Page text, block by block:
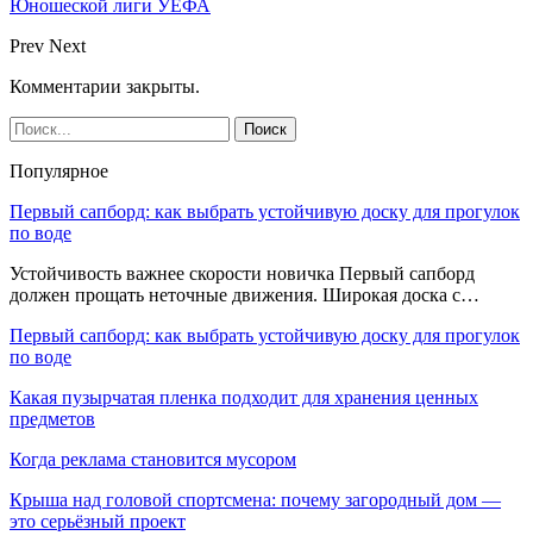
Юношеской лиги УЕФА
Prev Next
Комментарии закрыты.
Популярное
Первый сапборд: как выбрать устойчивую доску для прогулок
по воде
Устойчивость важнее скорости новичка Первый сапборд
должен прощать неточные движения. Широкая доска с…
Первый сапборд: как выбрать устойчивую доску для прогулок
по воде
Какая пузырчатая пленка подходит для хранения ценных
предметов
Когда реклама становится мусором
Крыша над головой спортсмена: почему загородный дом —
это серьёзный проект